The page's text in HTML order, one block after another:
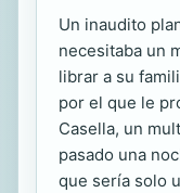
Un inaudito
necesitaba un
librar a su
por el que le
Casella, un
pasado una
que sería solo